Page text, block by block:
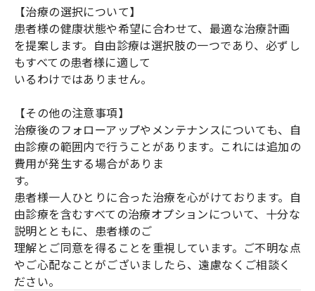
【治療の選択について】
患者様の健康状態や希望に合わせて、最適な治療計画
を提案します。自由診療は選択肢の一つであり、必ずし
もすべての患者様に適して
いるわけではありません。
【その他の注意事項】
治療後のフォローアップやメンテナンスについても、自
由診療の範囲内で行うことがあります。これには追加の
費用が発生する場合がありま
す。
患者様一人ひとりに合った治療を心がけております。自
由診療を含むすべての治療オプションについて、十分な
説明とともに、患者様のご
理解とご同意を得ることを重視しています。ご不明な点
やご心配なことがございましたら、遠慮なくご相談く
ださい。